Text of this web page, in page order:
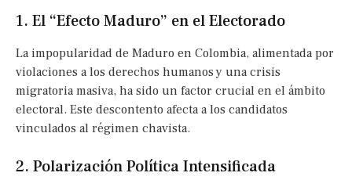
1. El “Efecto Maduro” en el Electorado
La impopularidad de Maduro en Colombia, alimentada por
violaciones a los derechos humanos y una crisis
migratoria masiva, ha sido un factor crucial en el ámbito
electoral. Este descontento afecta a los candidatos
vinculados al régimen chavista.
2. Polarización Política Intensificada